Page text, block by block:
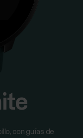
con guías de